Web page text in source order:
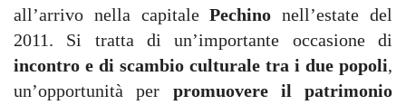
all’arrivo nella capitalePechino nell’estate del
2011. Si tratta di un’importante occasione di
incontro e di scambio culturale tra i due popoli,
un’opportunità per promuovere il patrimonio